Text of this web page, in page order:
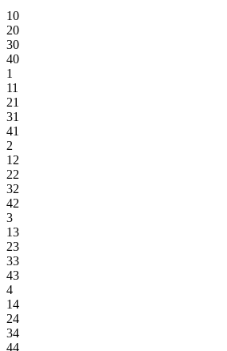
10
20
30
40
1
11
21
31
41
2
12
22
32
42
3
13
23
33
43
4
14
24
34
44